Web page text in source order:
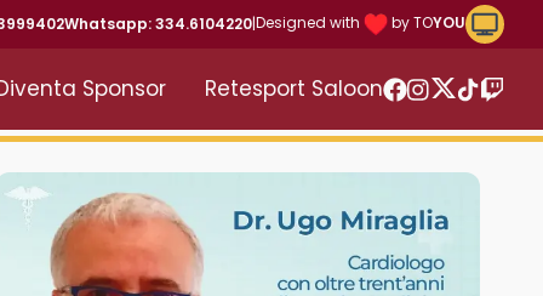
Whatsapp: 334.6104220|Designed with by TOYOU
Sponsor
Retesport Saloon
Twitter